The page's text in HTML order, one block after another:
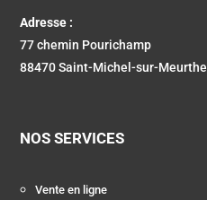
Adresse :
77 chemin Pourichamp
88470 Saint-Michel-sur-Meurthe
NOS SERVICES
Vente en ligne